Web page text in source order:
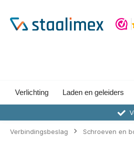
Verlichting Laden en geleiders
Verbindingsbeslag Schroeven en